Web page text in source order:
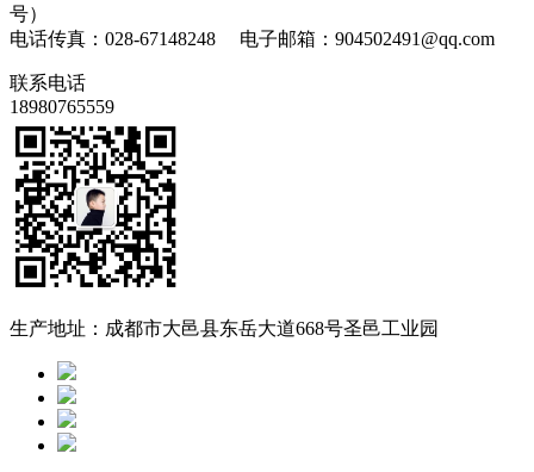
号）
电话传真：028-67148248 电子邮箱：904502491@qq.com
联系电话
18980765559
生产地址：成都市大邑县东岳大道668号圣邑工业园